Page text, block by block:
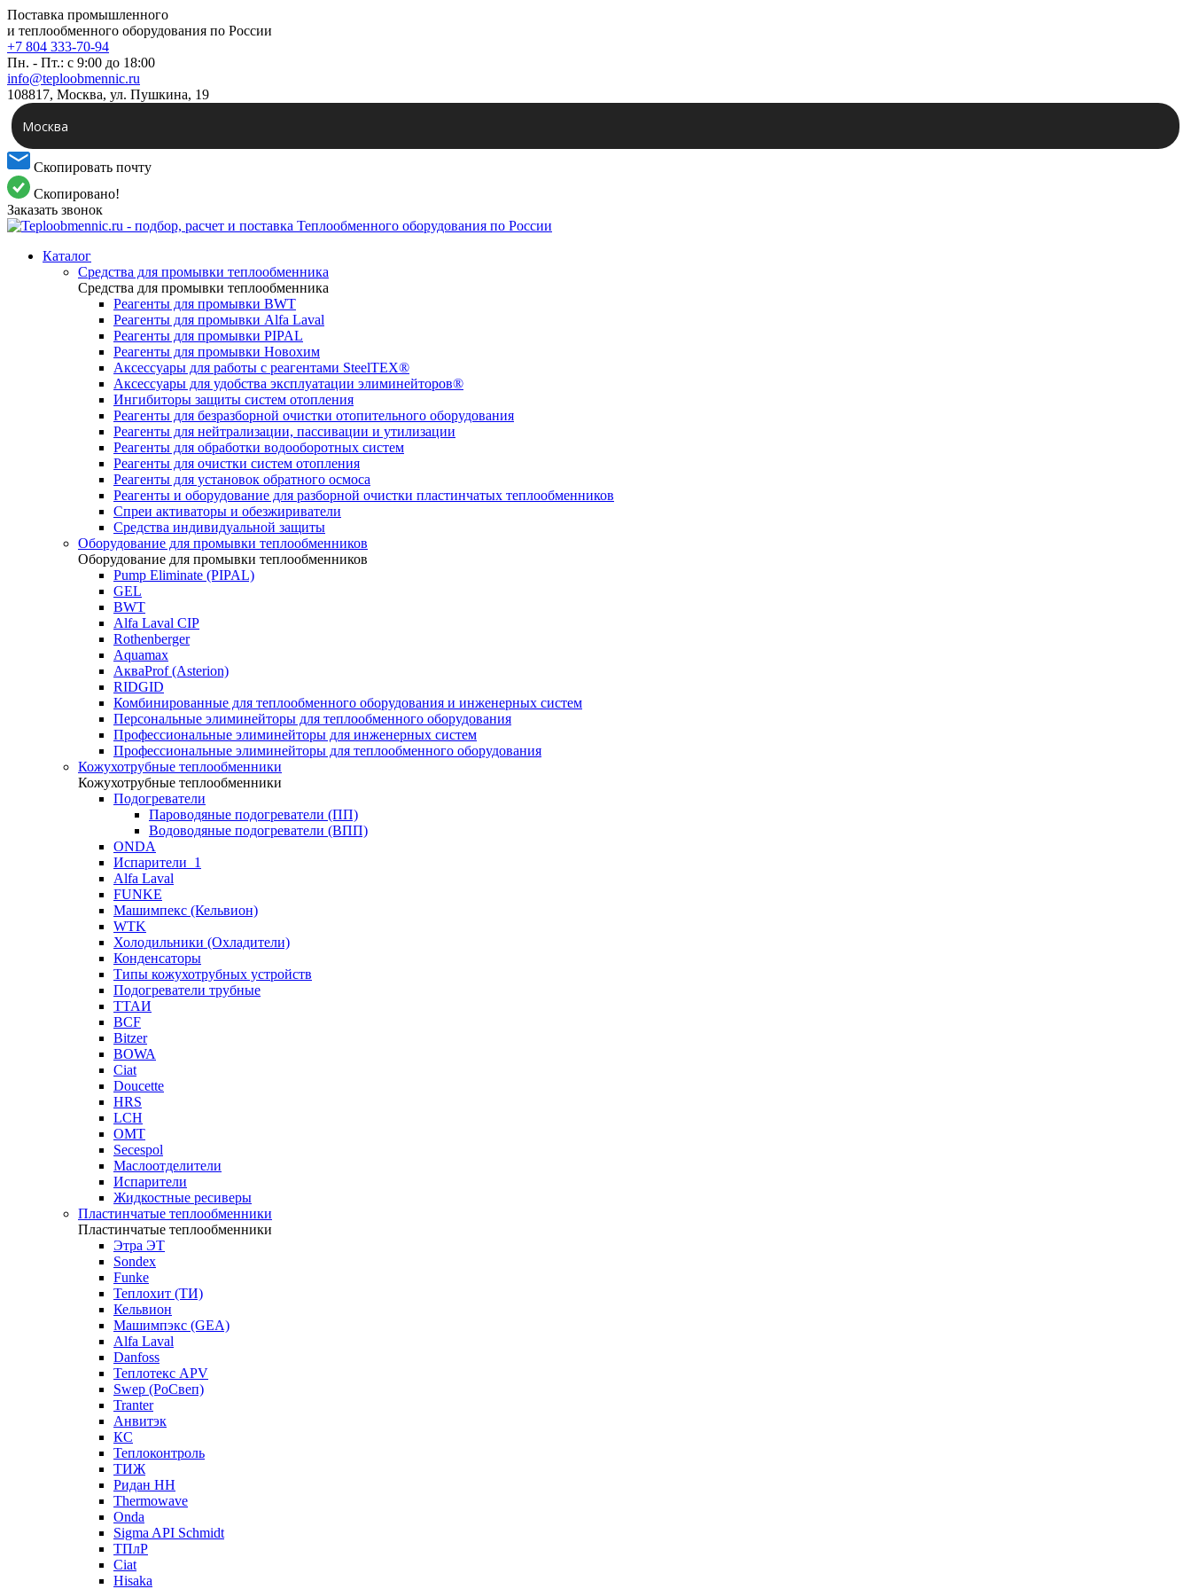
Поставка промышленного
и теплообменного оборудования по России
+7 804 333-70-94
Пн. - Пт.: с 9:00 до 18:00
info@teploobmennic.ru
108817, Москва, ул. Пушкина, 19
Москва
Скопировать почту
Скопировано!
Заказать звонок
Каталог
Средства для промывки теплообменника
Средства для промывки теплообменника
Реагенты для промывки BWT
Реагенты для промывки Alfa Laval
Реагенты для промывки PIPAL
Реагенты для промывки Новохим
Аксессуары для работы с реагентами SteelTEX®
Аксессуары для удобства эксплуатации элиминейторов®
Ингибиторы защиты систем отопления
Реагенты для безразборной очистки отопительного оборудования
Реагенты для нейтрализации, пассивации и утилизации
Реагенты для обработки водооборотных систем
Реагенты для очистки систем отопления
Реагенты для установок обратного осмоса
Реагенты и оборудование для разборной очистки пластинчатых теплообменников
Спреи активаторы и обезжириватели
Средства индивидуальной защиты
Оборудование для промывки теплообменников
Оборудование для промывки теплообменников
Pump Eliminate (PIPAL)
GEL
BWT
Alfa Laval CIP
Rothenberger
Aquamax
АкваProf (Asterion)
RIDGID
Комбинированные для теплообменного оборудования и инженерных систем
Персональные элиминейторы для теплообменного оборудования
Профессиональные элиминейторы для инженерных систем
Профессиональные элиминейторы для теплообменного оборудования
Кожухотрубные теплообменники
Кожухотрубные теплообменники
Подогреватели
Пароводяные подогреватели (ПП)
Водоводяные подогреватели (ВПП)
ONDA
Испарители_1
Alfa Laval
FUNKE
Машимпекс (Кельвион)
WTK
Холодильники (Охладители)
Конденсаторы
Типы кожухотрубных устройств
Подогреватели трубные
ТТАИ
BCF
Bitzer
BOWA
Ciat
Doucette
HRS
LCH
OMT
Secespol
Маслоотделители
Испарители
Жидкостные ресиверы
Пластинчатые теплообменники
Пластинчатые теплообменники
Этра ЭТ
Sondex
Funke
Теплохит (ТИ)
Кельвион
Машимпэкс (GEA)
Alfa Laval
Danfoss
Теплотекс APV
Swep (РоСвеп)
Tranter
Анвитэк
КС
Теплоконтроль
ТИЖ
Ридан НН
Thermowave
Onda
Sigma API Schmidt
ТПлР
Ciat
Hisaka